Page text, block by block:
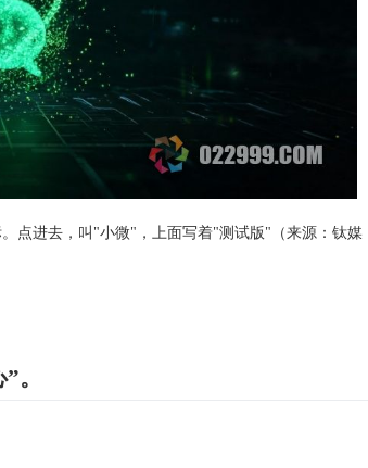
点进去，叫"小微"，上面写着"测试版"（来源：钛媒
。